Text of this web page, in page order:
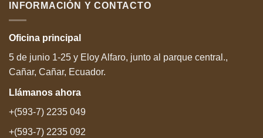
INFORMACIÓN Y CONTACTO
Oficina principal
5 de junio 1-25 y Eloy Alfaro, junto al parque central.,
Cañar, Cañar, Ecuador.
Llámanos ahora
+(593-7) 2235 049
+(593-7) 2235 092